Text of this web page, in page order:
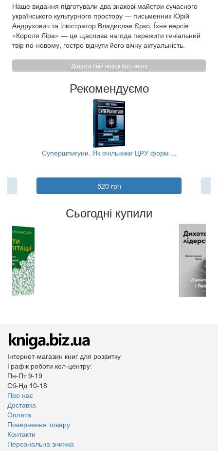
Наше видання підготували два знакові майстри сучасного
українського культурного простору — письменник Юрій
Андрухович та ілюстратор Владислав Єрко. Їхня версія
«Короля Ліра» — це щаслива нагода пережити геніальний
твір по-новому, гостро відчути його вічну актуальність.
Додати свій відгук про книгу
Рекомендуємо
Супершпигуни. Як очільники ЦРУ форм ...
520 грн
Сьогодні купили
Інтернет-магазин книг для розвитку
Графік роботи кол-центру:
Пн-Пт 9-19
Сб-Нд 10-18
Про нас
Доставка
Оплата
Повернення товару
Контакти
Персональна знижка